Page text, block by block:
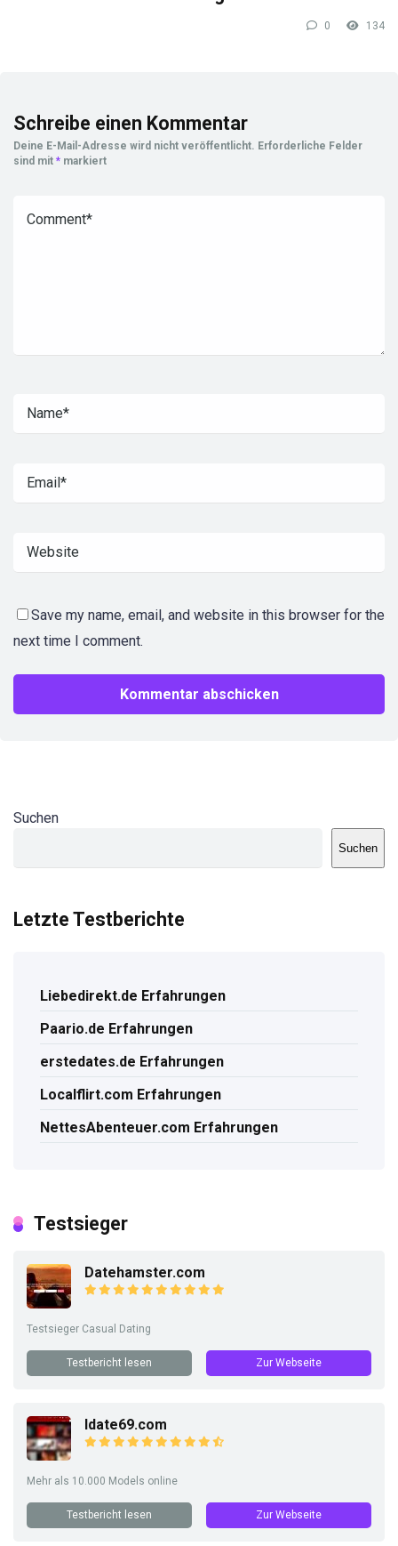
0 134
Schreibe einen Kommentar
Deine E-Mail-Adresse wird nicht veröffentlicht. Erforderliche Felder
sind mit * markiert
Save my name, email, and website in this browser for the
next time I comment.
Suchen
Suchen
Letzte Testberichte
Liebedirekt.de Erfahrungen
Paario.de Erfahrungen
erstedates.de Erfahrungen
Localflirt.com Erfahrungen
NettesAbenteuer.com Erfahrungen
Testsieger
Datehamster.com
Testsieger Casual Dating
Testbericht lesen Zur Webseite
Idate69.com
Mehr als 10.000 Models online
Testbericht lesen Zur Webseite